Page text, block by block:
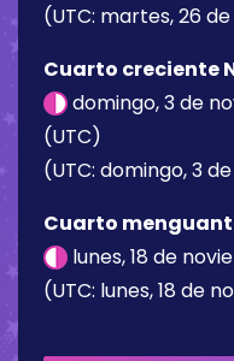
(UTC: martes, 26
Cuarto creciente
domingo, 3 de
(UTC)
(UTC: domingo, 3
Cuarto
lunes, 18 de
(UTC: lunes, 18 de